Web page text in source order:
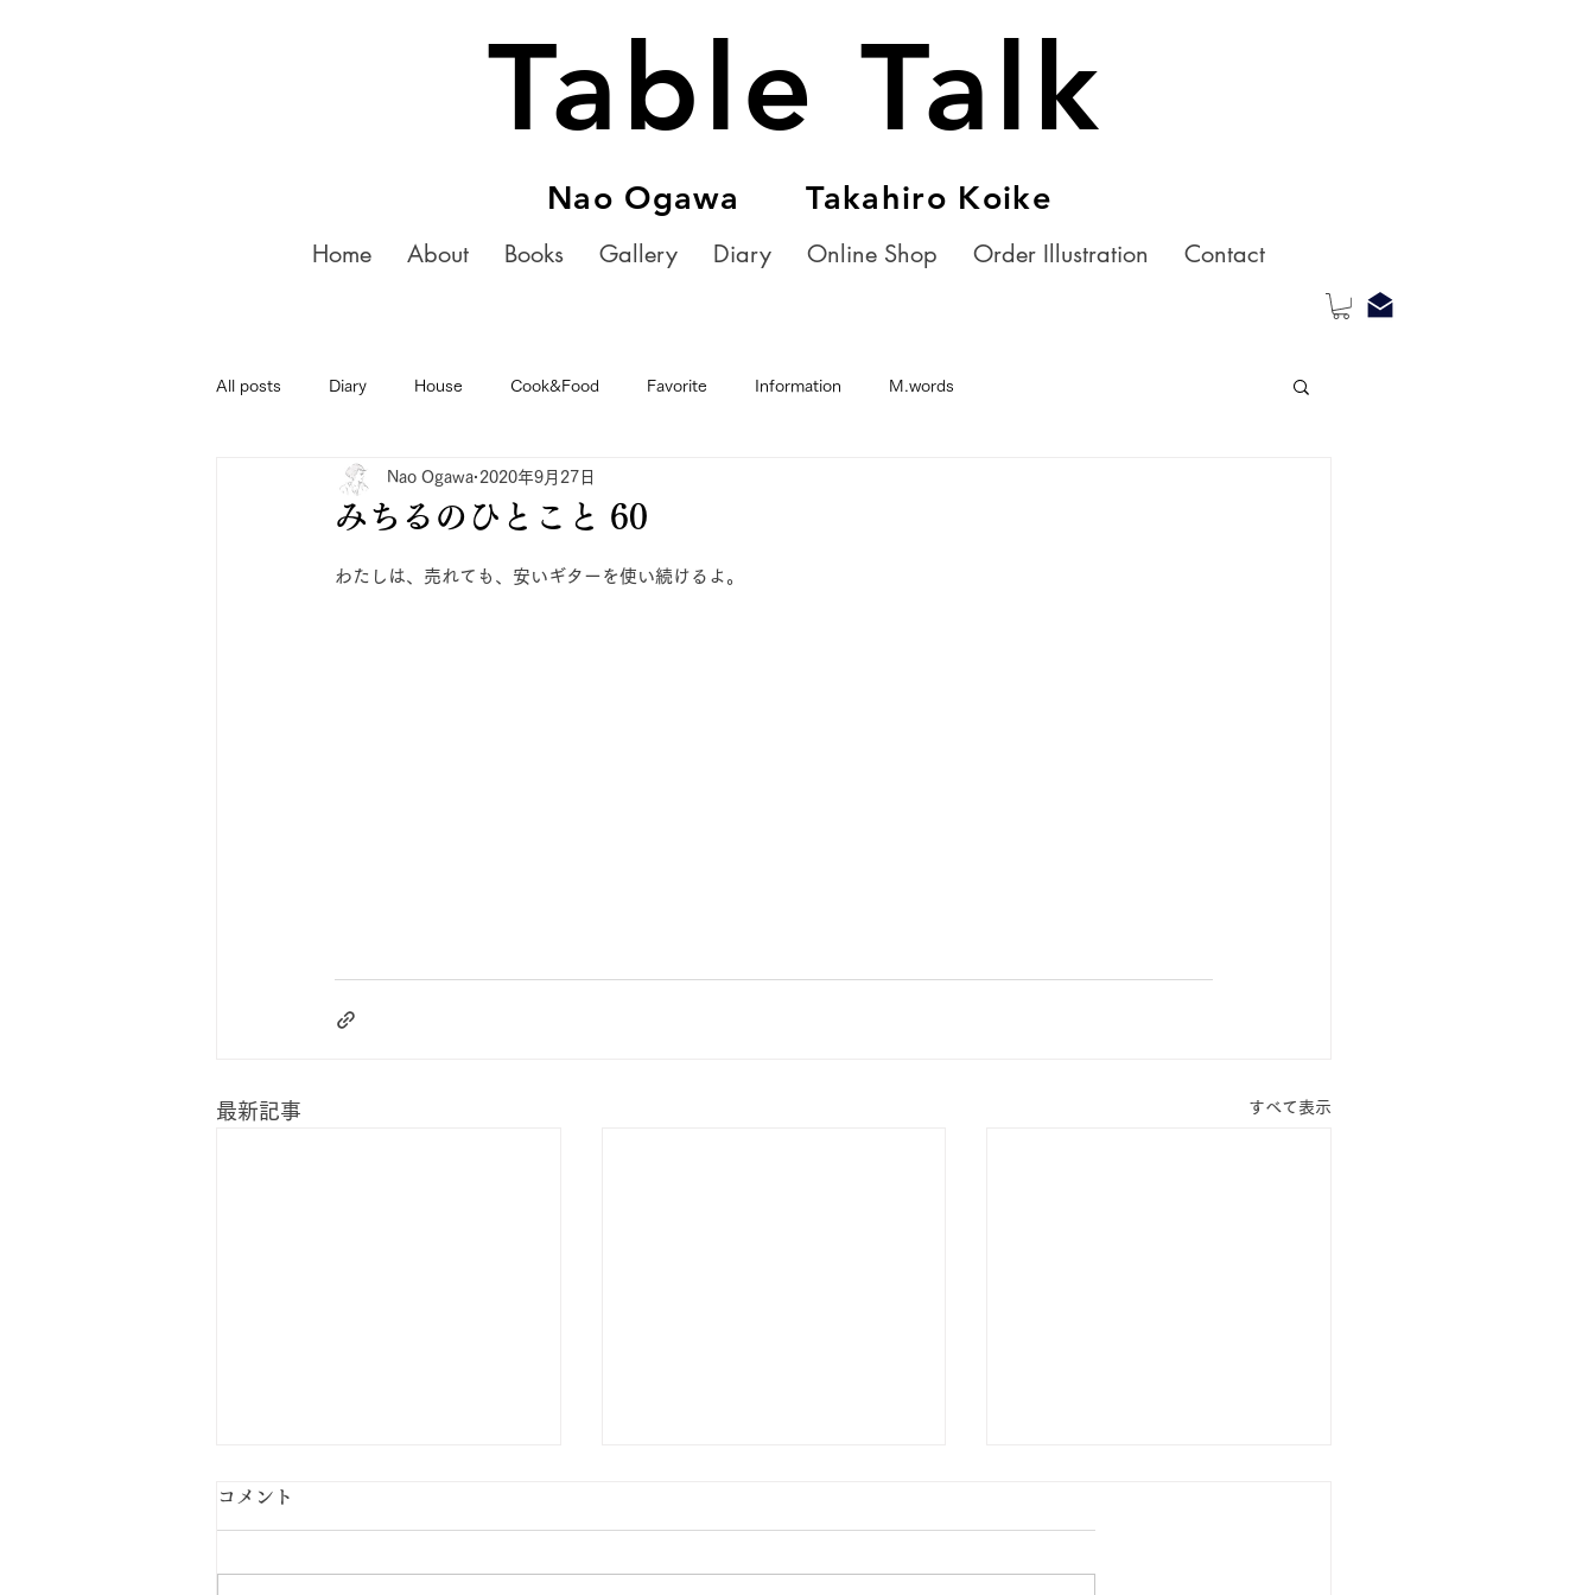
Table Talk
Nao Ogawa Takahiro Koike
Home About Books Gallery Diary Online Shop Order Illustration Contact
All posts Diary House Cook&Food Favorite Information M.words
みちるのひとこと 60
Nao Ogawa 2020年9月27日
わたしは、売れても、安いギターを使い続けるよ。
最新記事 すべて表示
コメント